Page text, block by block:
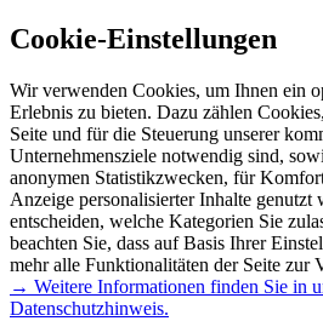
Cookie-Einstellungen
Wir verwenden Cookies, um Ihnen ein
Erlebnis zu bieten. Dazu zählen
Seite und für die Steuerung unserer
Unternehmensziele notwendig sind,
anonymen Statistikzwecken, für
Anzeige personalisierter Inhalte genutzt
entscheiden, welche Kategorien Sie
beachten Sie, dass auf Basis Ihrer
mehr alle Funktionalitäten der Seite zur
→ Weitere Informationen finden Sie in
Datenschutzhinweis.